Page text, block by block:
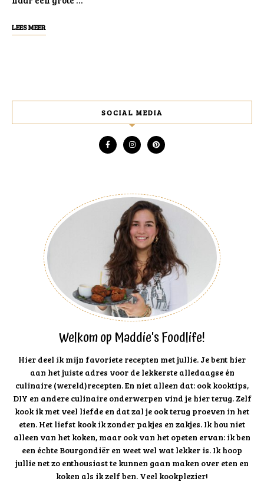
LEES MEER
SOCIAL MEDIA
Welkom op Maddie's Foodlife!
Hier deel ik mijn favoriete recepten met jullie. Je bent hier
aan het juiste adres voor de lekkerste alledaagse én
culinaire (wereld)recepten. En niet alleen dat: ook kooktips,
DIY en andere culinaire onderwerpen vind je hier terug. Zelf
kook ik met veel liefde en dat zal je ook terug proeven in het
eten. Het liefst kook ik zonder pakjes en zakjes. Ik hou niet
alleen van het koken, maar ook van het opeten ervan: ik ben
een échte Bourgondiër en weet wel wat lekker is. Ik hoop
jullie net zo enthousiast te kunnen gaan maken over eten en
koken als ik zelf ben. Veel kookplezier!